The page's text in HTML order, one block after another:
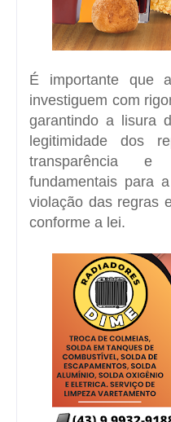
É importante que
investiguem com
garantindo a lisura
legitimidade dos
transparência
fundamentais para
violação das regras
conforme a lei.